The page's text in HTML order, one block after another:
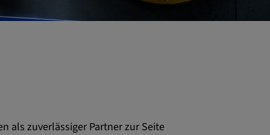
als zuverlässiger Partner zur Seite